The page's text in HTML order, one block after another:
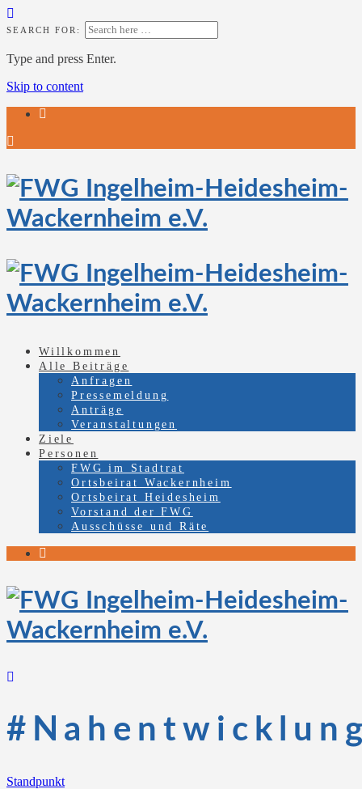
SEARCH FOR:
Type and press Enter.
Skip to content
Willkommen
Alle Beiträge
Anfragen
Pressemeldung
Anträge
Veranstaltungen
Ziele
Personen
FWG im Stadtrat
Ortsbeirat Wackernheim
Ortsbeirat Heidesheim
Vorstand der FWG
Ausschüsse und Räte
Standpunkt